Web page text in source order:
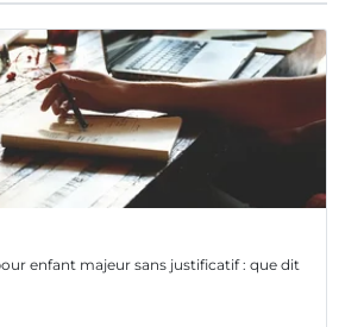
enfant majeur sans justificatif : que dit